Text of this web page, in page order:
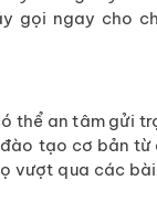
gọi ngay cho
thể an tâm gửi
đào tạo cơ bản
vượt qua các